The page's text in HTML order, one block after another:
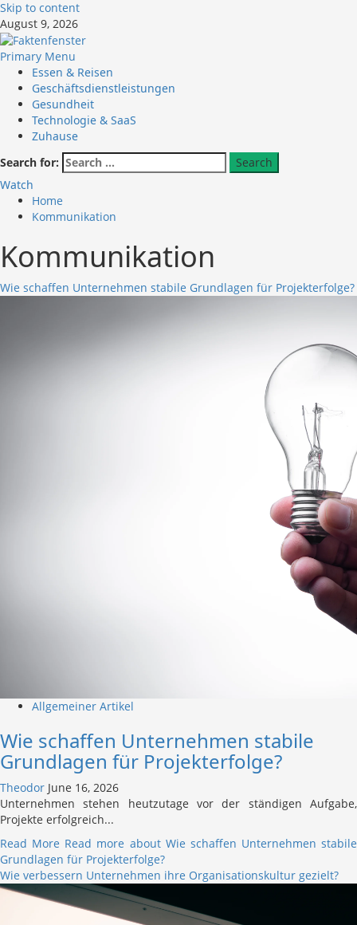
Skip to content
August 9, 2026
Primary Menu
Essen & Reisen
Geschäftsdienstleistungen
Gesundheit
Technologie & SaaS
Zuhause
Search for:
Watch
Home
Kommunikation
Kommunikation
Wie schaffen Unternehmen stabile Grundlagen für Projekterfolge?
Allgemeiner Artikel
Wie schaffen Unternehmen stabile
Grundlagen für Projekterfolge?
Theodor June 16, 2026
Unternehmen stehen heutzutage vor der ständigen Aufgabe,
Projekte erfolgreich...
Read More Read more about Wie schaffen Unternehmen stabile
Grundlagen für Projekterfolge?
Wie verbessern Unternehmen ihre Organisationskultur gezielt?